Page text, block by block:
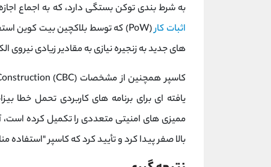
به شرط بندی توکن بستگی دارد، که به اجماع
اثبات کار
های جدید به زنجیره نیازی به مقادیر زیادی نیروی
بالا صفر پیدا کرد و تأیید کرد که کاسپر "استفاده